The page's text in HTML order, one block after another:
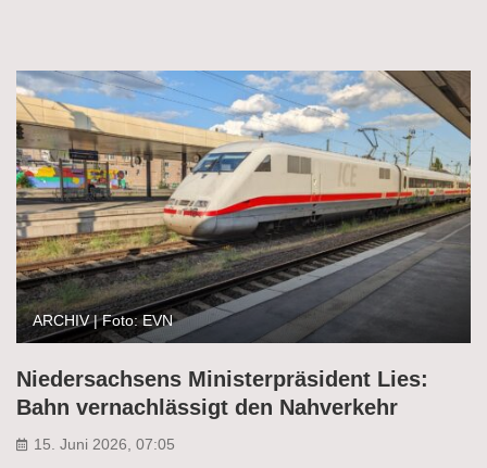
ARCHIV | Foto: EVN
Niedersachsens Ministerpräsident Lies:
Bahn vernachlässigt den Nahverkehr
15. Juni 2026, 07:05